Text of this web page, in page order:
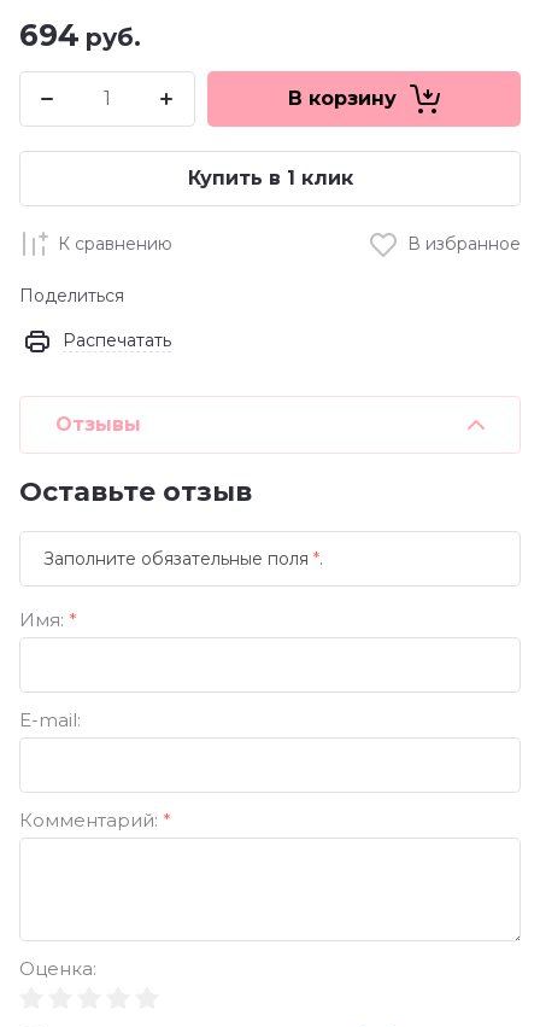
694 руб.
В корзину
Купить в 1 клик
К сравнению В избранное
Поделиться
Распечатать
Отзывы
Оставьте отзыв
Заполните обязательные поля *.
Имя: *
E-mail:
Комментарий: *
Оценка: